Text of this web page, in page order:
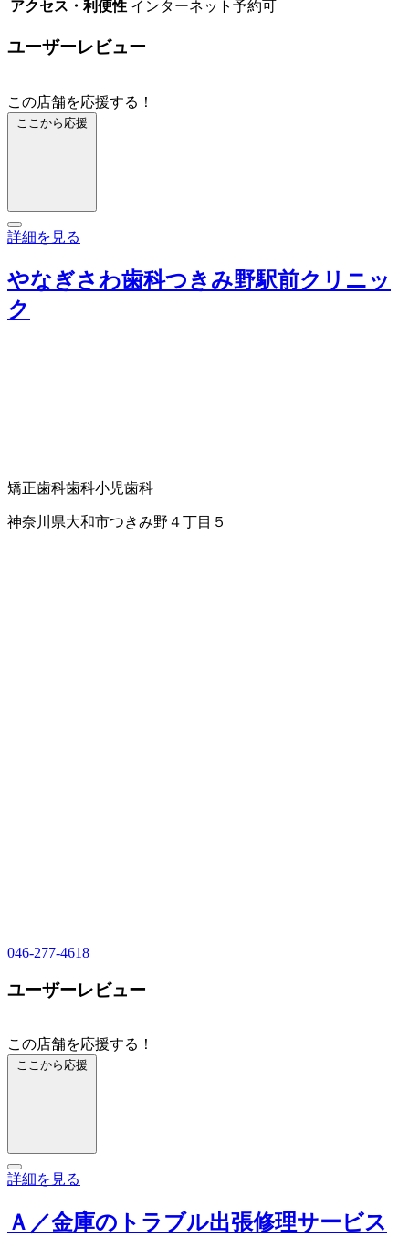
アクセス・利便性 インターネット予約可
ユーザーレビュー
この店舗を応援する！
ここから応援
詳細を見る
やなぎさわ歯科つきみ野駅前クリニッ
ク
矯正歯科歯科小児歯科
神奈川県大和市つきみ野４丁目５
046-277-4618
ユーザーレビュー
この店舗を応援する！
ここから応援
詳細を見る
Ａ／金庫のトラブル出張修理サービス